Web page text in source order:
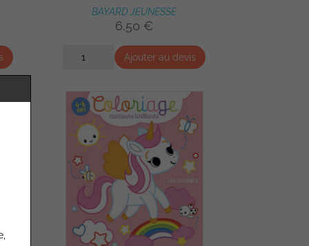
BAYARD JEUNESSE
6,50 €
Ajouter au devis